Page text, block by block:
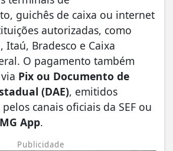
guichês de caixa ou internet
autorizadas, como
Itaú, Bradesco e Caixa
O pagamento também
Pix ou Documento de
(DAE), emitidos
canais oficiais da SEF ou
MG App.
Publicidade